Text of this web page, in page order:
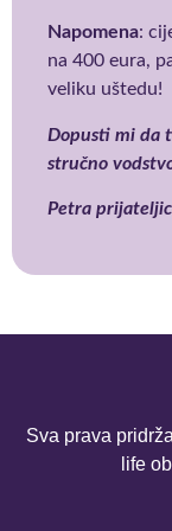
Napomena:
na 400 eura,
veliku uštedu!
Dopusti mi da
stručno
Petra
Sva prava
life